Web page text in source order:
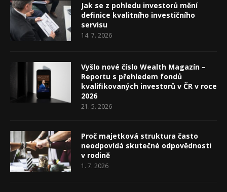
Jak se z pohledu investorů mění
definice kvalitního investičního
servisu
14. 7. 2026
Vyšlo nové číslo Wealth Magazín –
Reportu s přehledem fondů
kvalifikovaných investorů v ČR v roce
2026
21. 5. 2026
Proč majetková struktura často
neodpovídá skutečné odpovědnosti
v rodině
1. 7. 2026